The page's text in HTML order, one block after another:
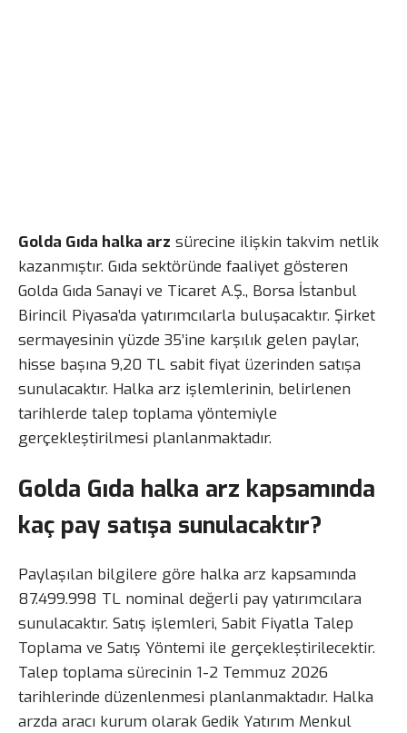
Golda Gıda halka arz sürecine ilişkin takvim netlik
kazanmıştır. Gıda sektöründe faaliyet gösteren
Golda Gıda Sanayi ve Ticaret A.Ş., Borsa İstanbul
Birincil Piyasa’da yatırımcılarla buluşacaktır. Şirket
sermayesinin yüzde 35’ine karşılık gelen paylar,
hisse başına 9,20 TL sabit fiyat üzerinden satışa
sunulacaktır. Halka arz işlemlerinin, belirlenen
tarihlerde talep toplama yöntemiyle
gerçekleştirilmesi planlanmaktadır.
Golda Gıda halka arz kapsamında
kaç pay satışa sunulacaktır?
Paylaşılan bilgilere göre halka arz kapsamında
87.499.998 TL nominal değerli pay yatırımcılara
sunulacaktır. Satış işlemleri, Sabit Fiyatla Talep
Toplama ve Satış Yöntemi ile gerçekleştirilecektir.
Talep toplama sürecinin 1-2 Temmuz 2026
tarihlerinde düzenlenmesi planlanmaktadır. Halka
arzda aracı kurum olarak Gedik Yatırım Menkul